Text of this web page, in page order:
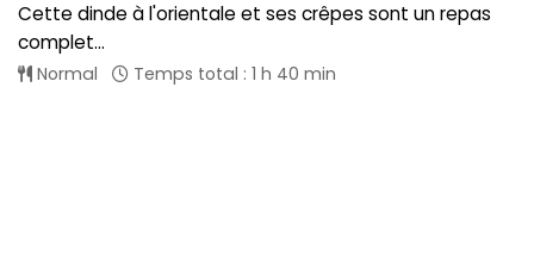
Cette dinde à l'orientale et ses crêpes sont un repas
complet...
Normal Temps total : 1 h 40 min